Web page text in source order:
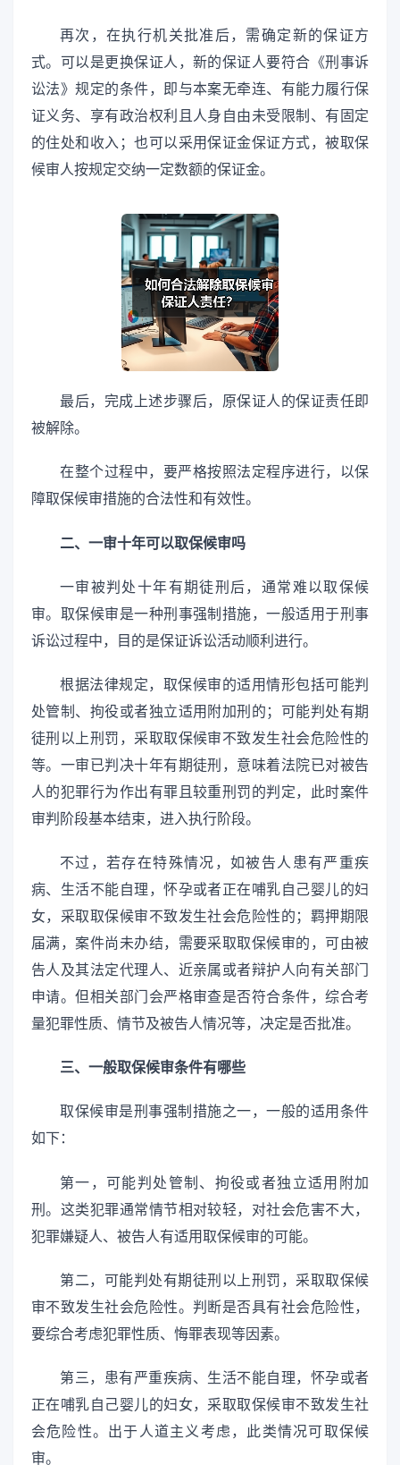
再次，在执行机关批准后，需确定新的保证方
式。可以是更换保证人，新的保证人要符合《刑事诉
讼法》规定的条件，即与本案无牵连、有能力履行保
证义务、享有政治权利且人身自由未受限制、有固定
的住处和收入；也可以采用保证金保证方式，被取保
候审人按规定交纳一定数额的保证金。
最后，完成上述步骤后，原保证人的保证责任即
被解除。
在整个过程中，要严格按照法定程序进行，以保
障取保候审措施的合法性和有效性。
二、一审十年可以取保候审吗
一审被判处十年有期徒刑后，通常难以取保候
审。取保候审是一种刑事强制措施，一般适用于刑事
诉讼过程中，目的是保证诉讼活动顺利进行。
根据法律规定，取保候审的适用情形包括可能判
处管制、拘役或者独立适用附加刑的；可能判处有期
徒刑以上刑罚，采取取保候审不致发生社会危险性的
等。一审已判决十年有期徒刑，意味着法院已对被告
人的犯罪行为作出有罪且较重刑罚的判定，此时案件
审判阶段基本结束，进入执行阶段。
不过，若存在特殊情况，如被告人患有严重疾
病、生活不能自理，怀孕或者正在哺乳自己婴儿的妇
女，采取取保候审不致发生社会危险性的；羁押期限
届满，案件尚未办结，需要采取取保候审的，可由被
告人及其法定代理人、近亲属或者辩护人向有关部门
申请。但相关部门会严格审查是否符合条件，综合考
量犯罪性质、情节及被告人情况等，决定是否批准。
三、一般取保候审条件有哪些
取保候审是刑事强制措施之一，一般的适用条件
如下：
第一，可能判处管制、拘役或者独立适用附加
刑。这类犯罪通常情节相对较轻，对社会危害不大，
犯罪嫌疑人、被告人有适用取保候审的可能。
第二，可能判处有期徒刑以上刑罚，采取取保候
审不致发生社会危险性。判断是否具有社会危险性，
要综合考虑犯罪性质、悔罪表现等因素。
第三，患有严重疾病、生活不能自理，怀孕或者
正在哺乳自己婴儿的妇女，采取取保候审不致发生社
会危险性。出于人道主义考虑，此类情况可取保候
审。